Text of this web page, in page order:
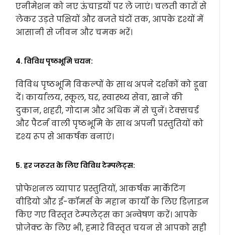
एनीमेशन को नए ऊंचाइयों पर ले जाएं। चलती कारों से
लेकर उड़ते पक्षियों और बजते घंटों तक, आपके दृश्यों में
आसानी से जीवन और चमक भरें।
4. विविध पृष्ठभूमि चयन:
विविध पृष्ठभूमि विकल्पों के साथ अपने दर्शकों को डूबा
दें। कार्यालय, स्कूल, घर, स्वास्थ्य सेवा, खाने की
दुकान, शहरी, गोदाम और अधिक में से चुनें। टेक्सचर्ड
और पैटर्न वाली पृष्ठभूमि के साथ अपनी प्रस्तुतियों को
दृश्य रूप से आकर्षक बनाएं।
5. हर जरूरत के लिए विविध टेम्पलेट्स:
प्रोफेशनल व्यापार प्रस्तुतियों, आकर्षक मार्केटिंग
वीडियो और ई-कॉमर्स के महान कार्यों के लिए डिज़ाइन
किए गए विस्तृत टेम्पलेट्स का अन्वेषण करें। आपके
प्रोजेक्ट के लिए भी, हमारे विस्तृत चयन से आपको सही